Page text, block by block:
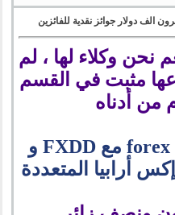
نحن وكلاء لها ، لم
مثبت في القسم
من أدناه
افتح حساب فوركس forex مع FXDD و
أرابيا المتعددة